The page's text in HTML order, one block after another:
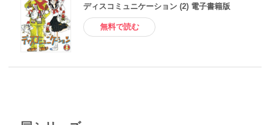
ディスコミュニケーション (2) 電子書籍版
無料で読む